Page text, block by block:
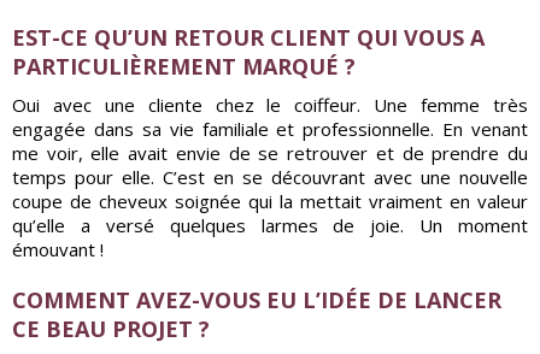
EST-CE QU’UN RETOUR CLIENT QUI VOUS A
PARTICULIÈREMENT MARQUÉ ?
Oui avec une cliente chez le coiffeur. Une femme très
engagée dans sa vie familiale et professionnelle. En venant
me voir, elle avait envie de se retrouver et de prendre du
temps pour elle. C’est en se découvrant avec une nouvelle
coupe de cheveux soignée qui la mettait vraiment en valeur
qu’elle a versé quelques larmes de joie. Un moment
émouvant !
COMMENT AVEZ-VOUS EU L’IDÉE DE LANCER
CE BEAU PROJET ?